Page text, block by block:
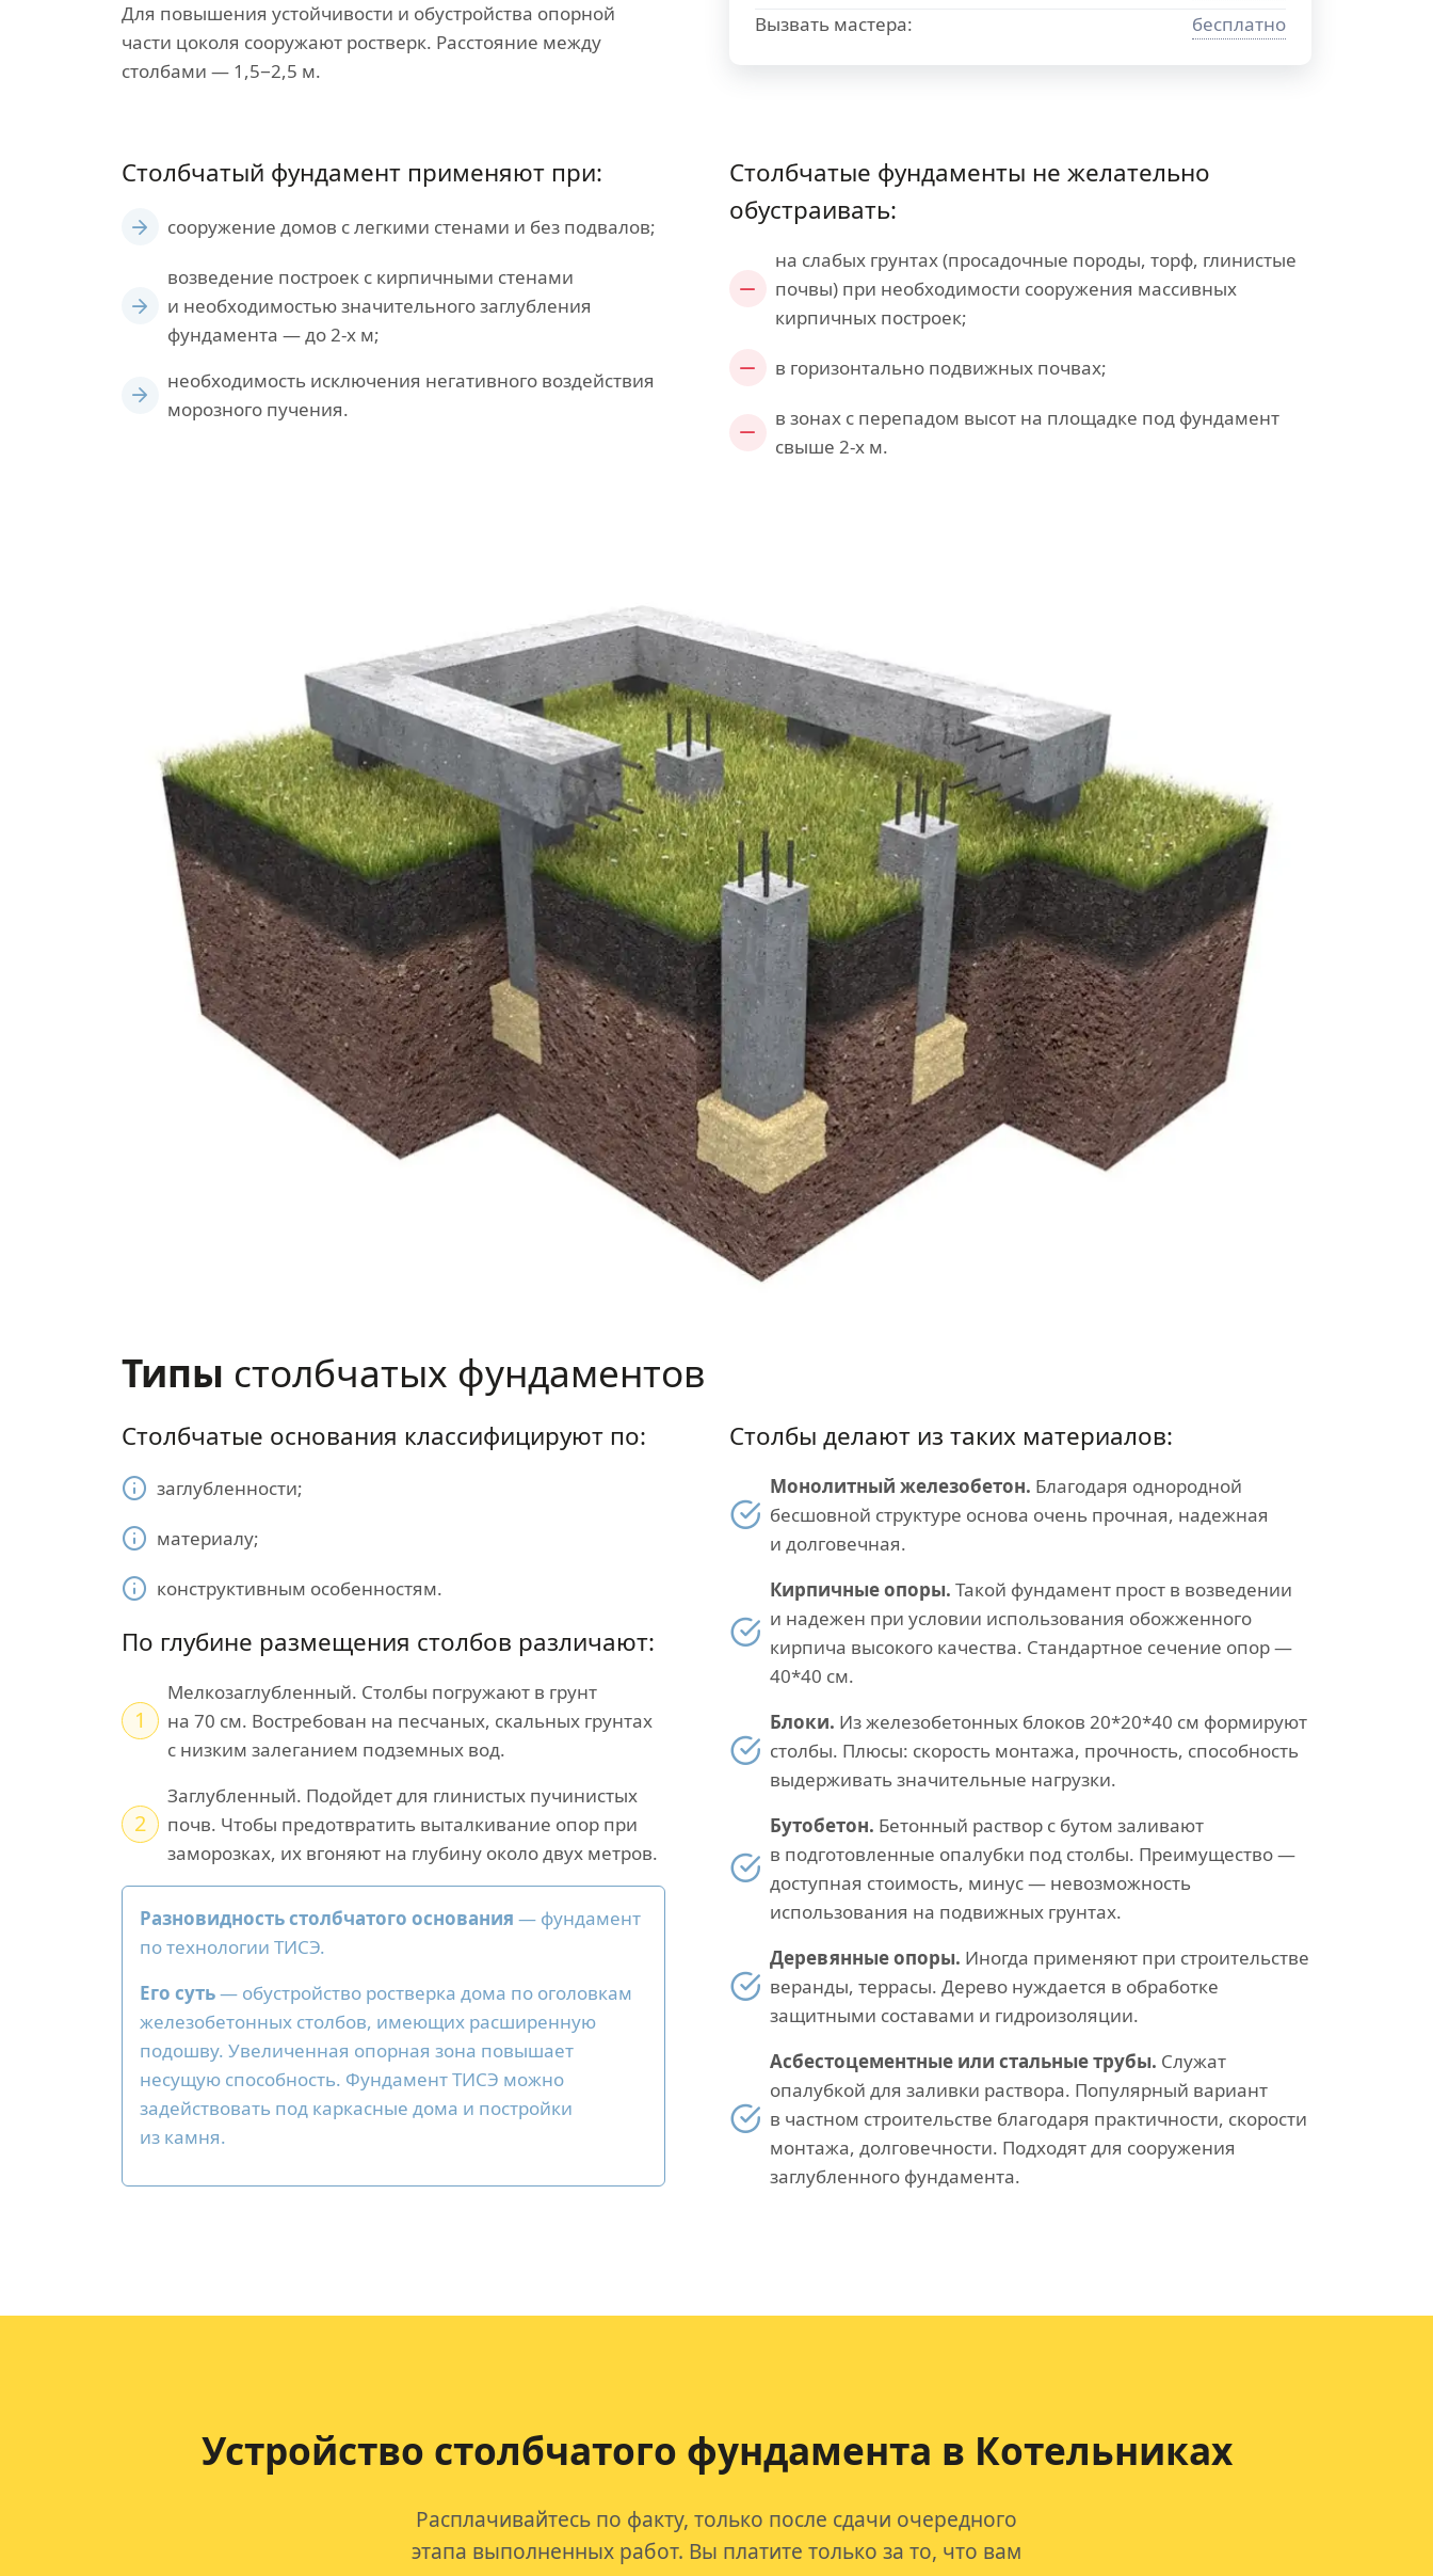
Для повышения устойчивости и обустройства опорной
части цоколя сооружают ростверк. Расстояние между
столбами — 1,5−2,5 м.
Вызвать мастера:
бесплатно
Столбчатый фундамент применяют при:
сооружение домов с легкими стенами и без подвалов;
возведение построек с кирпичными стенами
и необходимостью значительного заглубления
фундамента — до 2-х м;
необходимость исключения негативного воздействия
морозного пучения.
Столбчатые фундаменты не желательно
обустраивать:
на слабых грунтах (просадочные породы, торф, глинистые
почвы) при необходимости сооружения массивных
кирпичных построек;
в горизонтально подвижных почвах;
в зонах с перепадом высот на площадке под фундамент
свыше 2-х м.
Типы столбчатых фундаментов
Столбчатые основания классифицируют по:
заглубленности;
материалу;
конструктивным особенностям.
По глубине размещения столбов различают:
1
Мелкозаглубленный. Столбы погружают в грунт
на 70 см. Востребован на песчаных, скальных грунтах
с низким залеганием подземных вод.
2
Заглубленный. Подойдет для глинистых пучинистых
почв. Чтобы предотвратить выталкивание опор при
заморозках, их вгоняют на глубину около двух метров.
Разновидность столбчатого основания — фундамент
по технологии ТИСЭ.
Его суть— обустройство ростверка дома по оголовкам
железобетонных столбов, имеющих расширенную
подошву. Увеличенная опорная зона повышает
несущую способность. Фундамент ТИСЭ можно
задействовать под каркасные дома и постройки
из камня.
Столбы делают из таких материалов:
Монолитный железобетон. Благодаря однородной
бесшовной структуре основа очень прочная, надежная
и долговечная.
Кирпичные опоры. Такой фундамент прост в возведении
и надежен при условии использования обожженного
кирпича высокого качества. Стандартное сечение опор —
40*40 см.
Блоки. Из железобетонных блоков 20*20*40 см формируют
столбы. Плюсы: скорость монтажа, прочность, способность
выдерживать значительные нагрузки.
Бутобетон. Бетонный раствор с бутом заливают
в подготовленные опалубки под столбы. Преимущество —
доступная стоимость, минус — невозможность
использования на подвижных грунтах.
Деревянные опоры. Иногда применяют при строительстве
веранды, террасы. Дерево нуждается в обработке
защитными составами и гидроизоляции.
Асбестоцементные или стальные трубы. Служат
опалубкой для заливки раствора. Популярный вариант
в частном строительстве благодаря практичности, скорости
монтажа, долговечности. Подходят для сооружения
заглубленного фундамента.
Устройство столбчатого фундамента в Котельниках
Расплачивайтесь по факту, только после сдачи очередного
этапа выполненных работ. Вы платите только за то, что вам